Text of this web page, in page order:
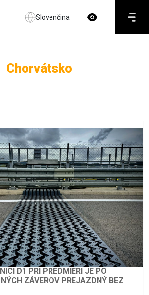
Slovenčina
Chorvátsko
D1 PRI PREDMIERI JE PO
ZÁVEROV PREJAZDNÝ BEZ